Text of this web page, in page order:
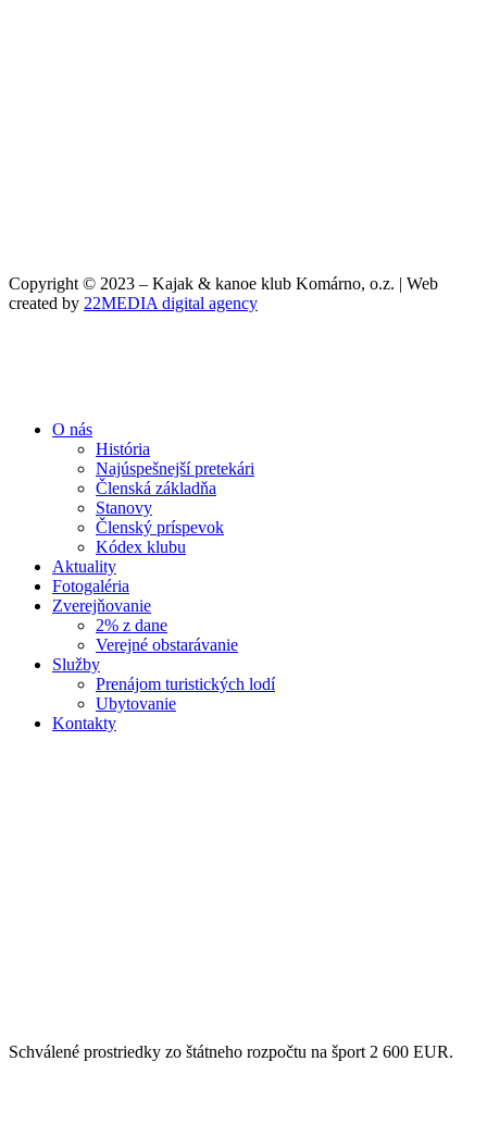
Copyright © 2023 – Kajak & kanoe klub Komárno, o.z. | Web
created by 22MEDIA digital agency
O nás
História
Najúspešnejší pretekári
Členská základňa
Stanovy
Členský príspevok
Kódex klubu
Aktuality
Fotogaléria
Zverejňovanie
2% z dane
Verejné obstarávanie
Služby
Prenájom turistických lodí
Ubytovanie
Kontakty
Schválené prostriedky zo štátneho rozpočtu na šport 2 600 EUR.